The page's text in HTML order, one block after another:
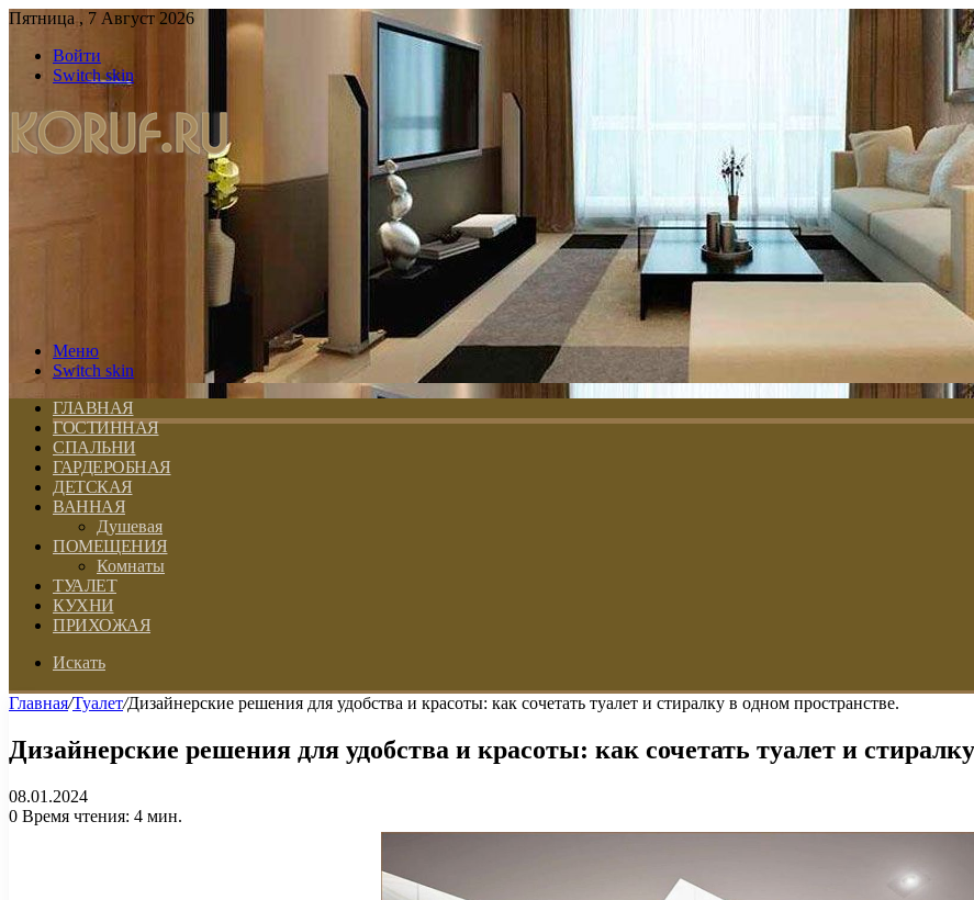
Пятница , 7 Август 2026
Войти
Switch skin
Меню
Switch skin
ГЛАВНАЯ
ГОСТИННАЯ
СПАЛЬНИ
ГАРДЕРОБНАЯ
ДЕТСКАЯ
ВАННАЯ
Душевая
ПОМЕЩЕНИЯ
Комнаты
ТУАЛЕТ
КУХНИ
ПРИХОЖАЯ
Искать
Главная/Туалет/Дизайнерские решения для удобства и красоты: как сочетать туалет и стиралку в одном пространстве.
Дизайнерские решения для удобства и красоты: как сочетать туалет и
08.01.2024
0 Время чтения: 4 мин.